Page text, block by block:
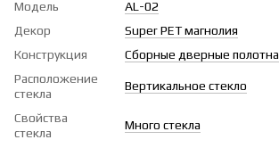
Модель
AL-02
Декор
Super PET магнолия
Конструкция
Сборные дверные полотна
Расположение
стекла
Вертикальное стекло
Свойства
стекла
Много стекла